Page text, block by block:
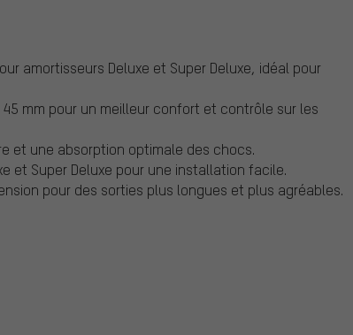
amortisseurs Deluxe et Super Deluxe, idéal pour
mm pour un meilleur confort et contrôle sur les
et une absorption optimale des chocs.
et Super Deluxe pour une installation facile.
pour des sorties plus longues et plus agréables.